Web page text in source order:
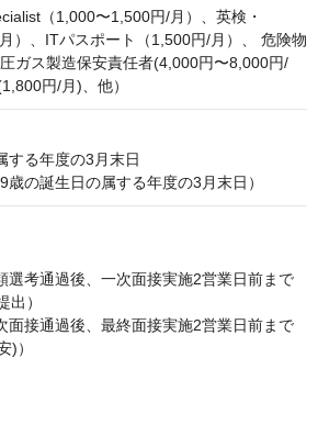
）、ITパスポート（1,500円/月）、 危険物
ガス製造保安責任者(4,000円〜8,000円/
円/月)、他）
する年度の3月末日
の誕生日の属する年度の3月末日）
考通過後、一次面接実施2営業日前まで
出）
接通過後、最終面接実施2営業日前まで
)）